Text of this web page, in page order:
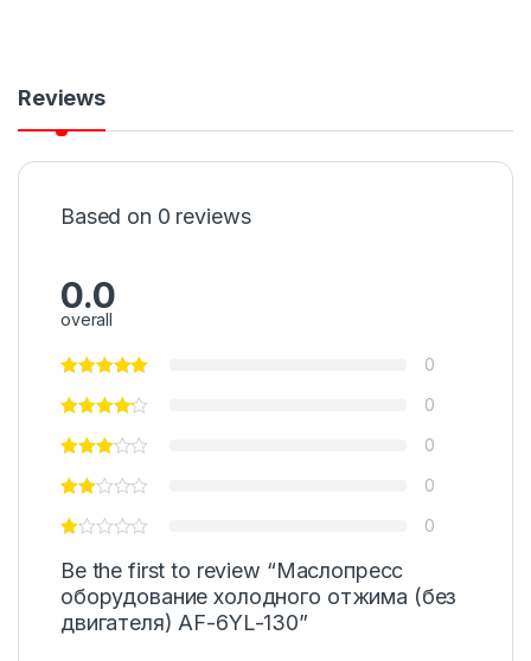
Reviews
Based on 0 reviews
0.0
overall
0
0
0
0
0
Be the first to review “Маслопресс
оборудование холодного отжима (без
двигателя) AF-6YL-130”